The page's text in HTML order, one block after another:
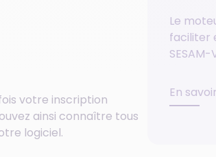
votre inscription
ainsi connaître tous
logiciel.
Le
faciliter
En